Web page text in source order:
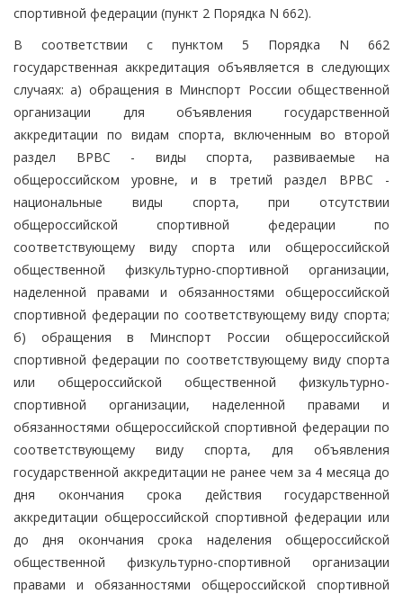
спортивной федерации (пункт 2 Порядка N 662).
В соответствии с пунктом 5 Порядка N 662
государственная аккредитация объявляется в следующих
случаях: а) обращения в Минспорт России общественной
организации для объявления государственной
аккредитации по видам спорта, включенным во второй
раздел ВРВС - виды спорта, развиваемые на
общероссийском уровне, и в третий раздел ВРВС -
национальные виды спорта, при отсутствии
общероссийской спортивной федерации по
соответствующему виду спорта или общероссийской
общественной физкультурно-спортивной организации,
наделенной правами и обязанностями общероссийской
спортивной федерации по соответствующему виду спорта;
б) обращения в Минспорт России общероссийской
спортивной федерации по соответствующему виду спорта
или общероссийской общественной физкультурно-
спортивной организации, наделенной правами и
обязанностями общероссийской спортивной федерации по
соответствующему виду спорта, для объявления
государственной аккредитации не ранее чем за 4 месяца до
дня окончания срока действия государственной
аккредитации общероссийской спортивной федерации или
до дня окончания срока наделения общероссийской
общественной физкультурно-спортивной организации
правами и обязанностями общероссийской спортивной